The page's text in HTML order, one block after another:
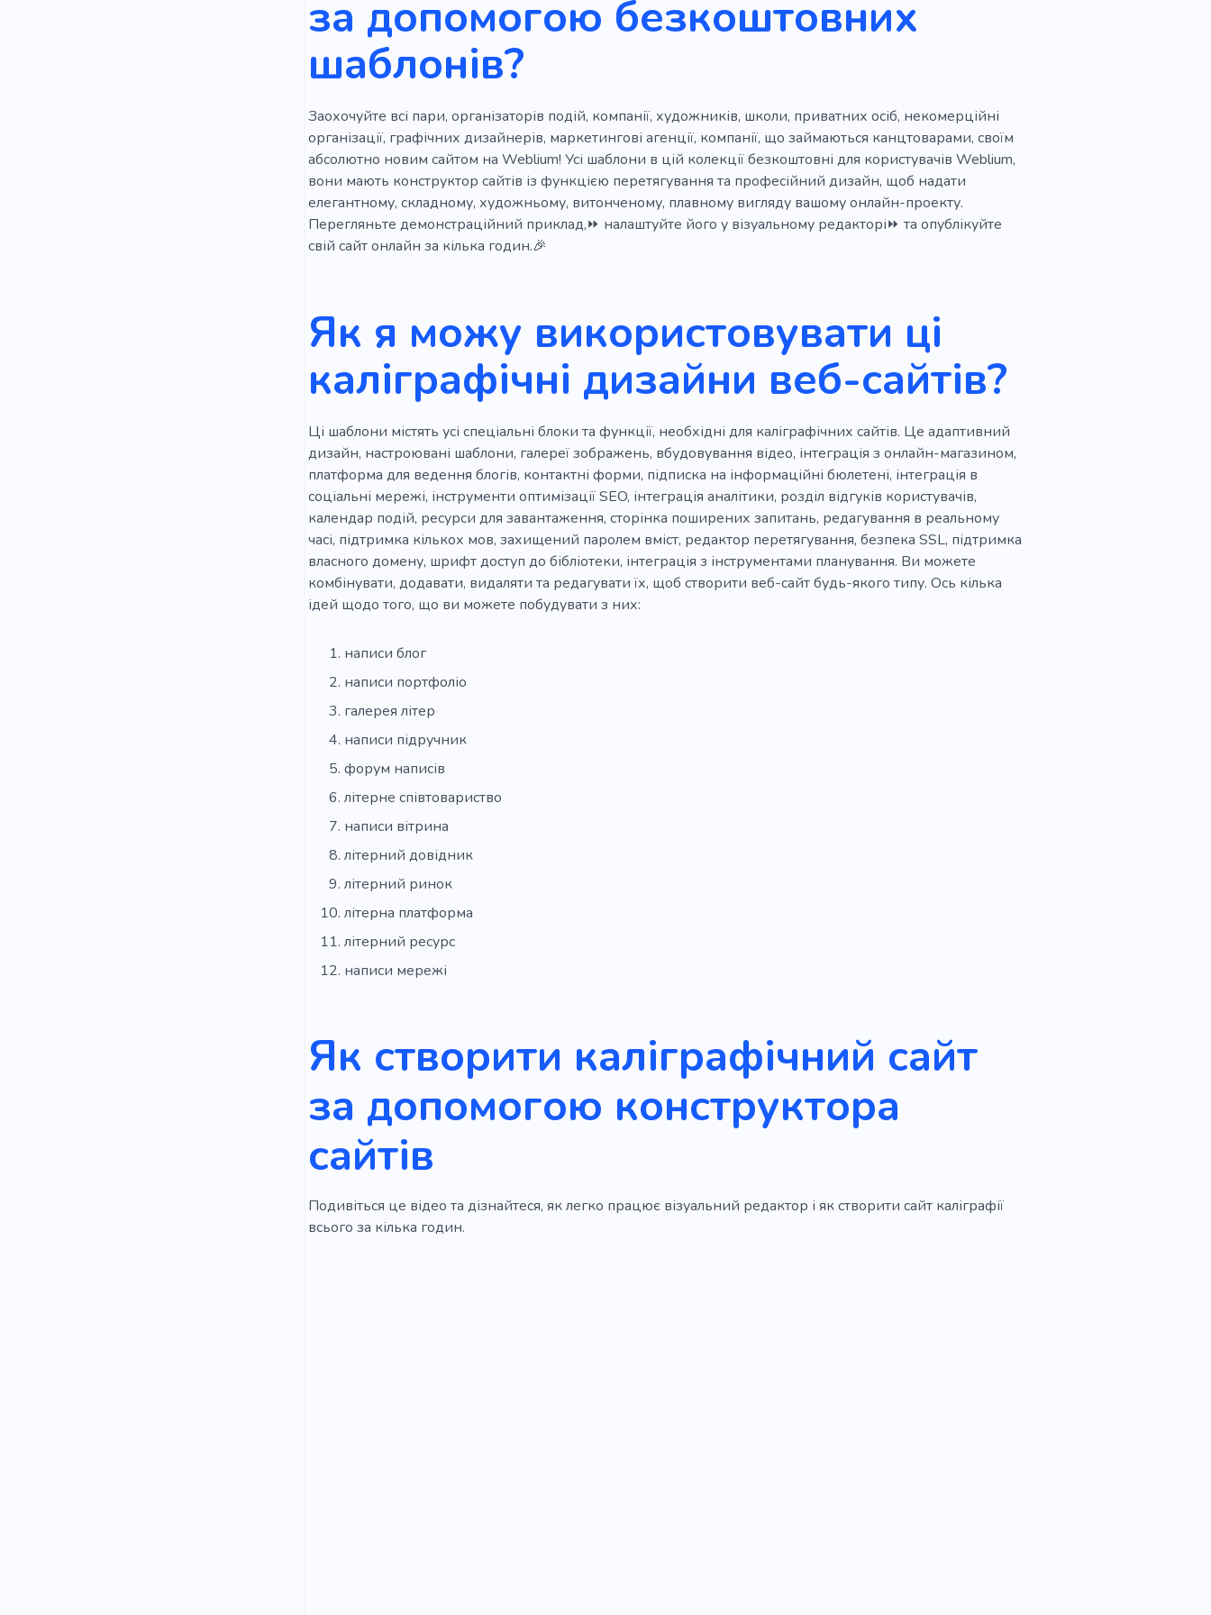
за допомогою безкоштовних
шаблонів?
Заохочуйте всі пари, організаторів подій, компанії, художників, школи, приватних осіб, некомерційні
організації, графічних дизайнерів, маркетингові агенції, компанії, що займаються канцтоварами, своїм
абсолютно новим сайтом на Weblium! Усі шаблони в цій колекції безкоштовні для користувачів Weblium,
вони мають конструктор сайтів із функцією перетягування та професійний дизайн, щоб надати
елегантному, складному, художньому, витонченому, плавному вигляду вашому онлайн-проекту.
Перегляньте демонстраційний приклад,⏩ налаштуйте його у візуальному редакторі⏩ та опублікуйте
свій сайт онлайн за кілька годин.🎉
Як я можу використовувати ці
каліграфічні дизайни веб-сайтів?
Ці шаблони містять усі спеціальні блоки та функції, необхідні для каліграфічних сайтів. Це адаптивний
дизайн, настроювані шаблони, галереї зображень, вбудовування відео, інтеграція з онлайн-магазином,
платформа для ведення блогів, контактні форми, підписка на інформаційні бюлетені, інтеграція в
соціальні мережі, інструменти оптимізації SEO, інтеграція аналітики, розділ відгуків користувачів,
календар подій, ресурси для завантаження, сторінка поширених запитань, редагування в реальному
часі, підтримка кількох мов, захищений паролем вміст, редактор перетягування, безпека SSL, підтримка
власного домену, шрифт доступ до бібліотеки, інтеграція з інструментами планування. Ви можете
комбінувати, додавати, видаляти та редагувати їх, щоб створити веб-сайт будь-якого типу. Ось кілька
ідей щодо того, що ви можете побудувати з них:
написи блог
написи портфоліо
галерея літер
написи підручник
форум написів
літерне співтовариство
написи вітрина
літерний довідник
літерний ринок
літерна платформа
літерний ресурс
написи мережі
Як створити каліграфічний сайт
за допомогою конструктора
сайтів
Подивіться це відео та дізнайтеся, як легко працює візуальний редактор і як створити сайт каліграфії
всього за кілька годин.